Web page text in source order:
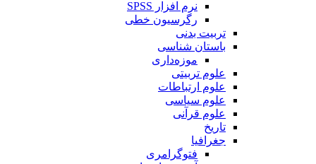
نرم افزار SPSS
رگرسیون خطی
تربیت بدنی
باستان شناسی
موزه‌داری
علوم تربیتی
علوم ارتباطات
علوم سیاسی
علوم قرآنی
تاریخ
جغرافیا
فتوگرامری